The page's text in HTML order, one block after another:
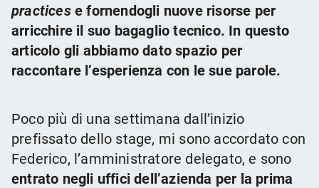
practicese fornendogli nuove risorse per
arricchire il suo bagaglio tecnico. In questo
articolo gli abbiamo dato spazio per
raccontare l’esperienza con le sue parole.
Poco più di una settimana dall’inizio
prefissato dello stage, mi sono accordato con
Federico, l’amministratore delegato, e sono
entrato negli uffici dell’azienda per la prima